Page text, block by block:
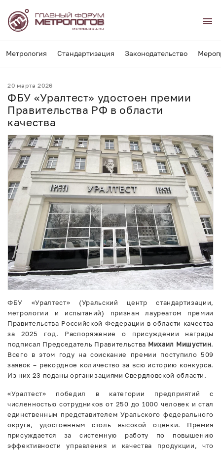
Метрология Стандартизация Законодательство
20 марта 2026
ФБУ «Уралтест» удостоен премии
Правительства РФ в области
качества
ФБУ «Уралтест» (Уральский центр стандартизации,
метрологии и испытаний) признан лауреатом премии
Правительства Российской Федерации в области качества
за 2025 год. Распоряжение о присуждении награды
подписал Председатель Правительства Михаил Мишустин.
Всего в этом году на соискание премии поступило 509
заявок – рекордное количество за всю историю конкурса.
Из них 23 поданы организациями Свердловской области.
«Уралтест» победил в категории предприятий с
численностью сотрудников от 250 до 1000 человек и стал
единственным представителем Уральского федерального
округа, удостоенным столь высокой оценки. Премия
присуждается за системную работу по повышению
эффективности управления и качества продукции, что